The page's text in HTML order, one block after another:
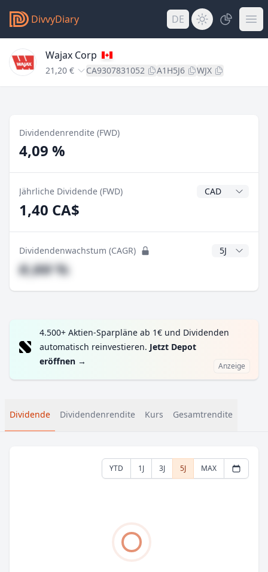
DivvyDiary DE
Wajax Corp
21,20 € CA9307831052 A1H5J6 WJX
Dividendenrendite (FWD)
4,09 %
Jährliche Dividende (FWD)
1,40 CA$
Dividendenwachstum (CAGR) CAGR Jahre
#,## %
4.500+ Aktien-Sparpläne ab 1€ und Dividenden
automatisch reinvestieren. Jetzt Depot
eröffnen → Anzeige
Dividende Dividendenrendite Kurs Gesamtrendite
YTD 1J 3J 5J MAX